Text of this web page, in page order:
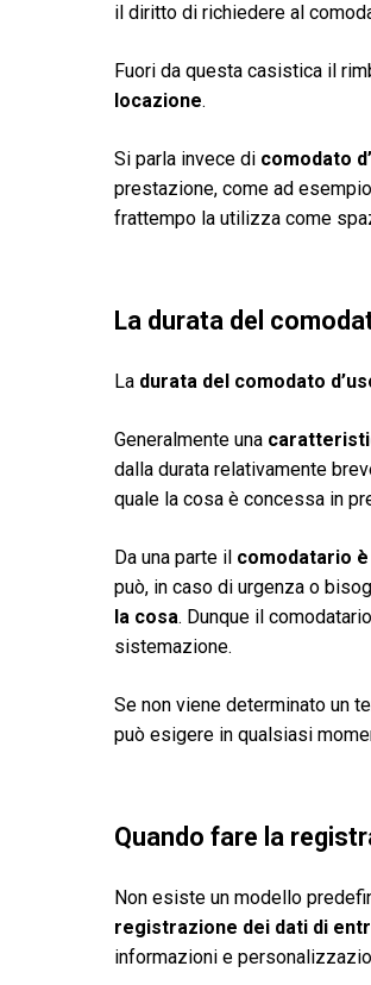
il diritto di richiedere al
Fuori da questa casistica il
locazione.
Si parla invece di comodato
prestazione, come ad
frattempo la utilizza come
La durata del
La durata del comodato
Generalmente una
dalla durata relativamente
quale la cosa è concessa in
Da una parte il comodatario
può, in caso di urgenza o
la cosa. Dunque il
sistemazione.
Se non viene determinato un
può esigere in qualsiasi
Quando fare la
Non esiste un modello
registrazione dei dati di
informazioni e